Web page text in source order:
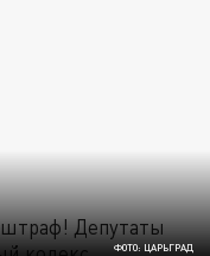
ФОТО: ЦАРЬГРАД